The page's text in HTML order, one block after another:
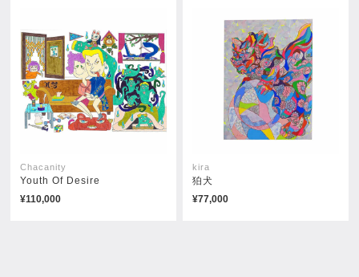
Chacanity
Youth Of Desire
¥110,000
kira
狛犬
¥77,000